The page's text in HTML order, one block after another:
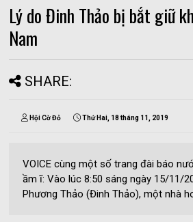
Lý do Đinh Thảo bị bắt giữ
Nam
SHARE:
Hội Cờ Đỏ Thứ Hai, 18 tháng 11, 2019
VOICE cùng một số trang đài báo
ầm ĩ: Vào lúc 8:50 sáng ngày 15/11/
Phương Thảo (Đinh Thảo), một nhà